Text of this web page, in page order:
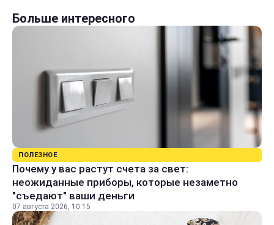
Больше интересного
ПОЛЕЗНОЕ
Почему у вас растут счета за свет:
неожиданные приборы, которые незаметно
"съедают" ваши деньги
07 августа 2026, 10:15